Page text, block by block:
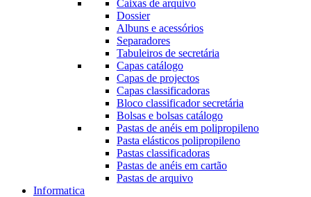
Caixas de arquivo
Dossier
Albuns e acessórios
Separadores
Tabuleiros de secretária
Capas catálogo
Capas de projectos
Capas classificadoras
Bloco classificador secretária
Bolsas e bolsas catálogo
Pastas de anéis em polipropileno
Pasta elásticos polipropileno
Pastas classificadoras
Pastas de anéis em cartão
Pastas de arquivo
Informatica